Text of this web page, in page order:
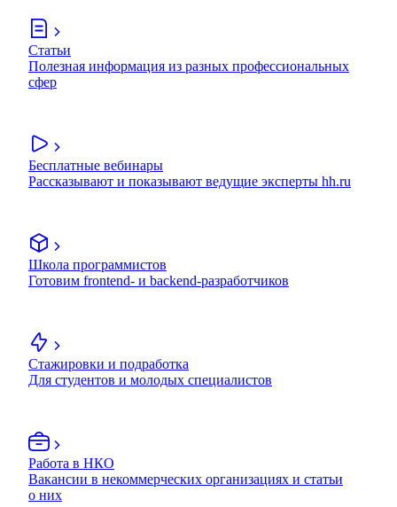
Статьи
Полезная информация из разных профессиональных
сфер
Бесплатные вебинары
Рассказывают и показывают ведущие эксперты hh.ru
Школа программистов
Готовим frontend- и backend-разработчиков
Стажировки и подработка
Для студентов и молодых специалистов
Работа в НКО
Вакансии в некоммерческих организациях и статьи
о них